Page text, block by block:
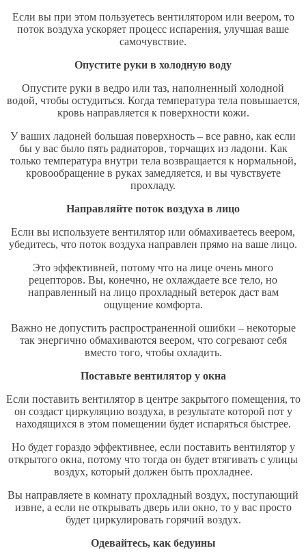
Если вы при этом пользуетесь вентилятором или веером, то
поток воздуха ускоряет процесс испарения, улучшая ваше
самочувствие.
Опустите руки в холодную воду
Опустите руки в ведро или таз, наполненный холодной
водой, чтобы остудиться. Когда температура тела повышается,
кровь направляется к поверхности кожи.
У ваших ладоней большая поверхность – все равно, как если
бы у вас было пять радиаторов, торчащих из ладони. Как
только температура внутри тела возвращается к нормальной,
кровообращение в руках замедляется, и вы чувствуете
прохладу.
Направляйте поток воздуха в лицо
Если вы используете вентилятор или обмахиваетесь веером,
убедитесь, что поток воздуха направлен прямо на ваше лицо.
Это эффективней, потому что на лице очень много
рецепторов. Вы, конечно, не охлаждаете все тело, но
направленный на лицо прохладный ветерок даст вам
ощущение комфорта.
Важно не допустить распространенной ошибки – некоторые
так энергично обмахиваются веером, что согревают себя
вместо того, чтобы охладить.
Поставьте вентилятор у окна
Если поставить вентилятор в центре закрытого помещения, то
он создаст циркуляцию воздуха, в результате которой пот у
находящихся в этом помещении будет испаряться быстрее.
Но будет гораздо эффективнее, если поставить вентилятор у
открытого окна, потому что тогда он будет втягивать с улицы
воздух, который должен быть прохладнее.
Вы направляете в комнату прохладный воздух, поступающий
извне, а если не открывать дверь или окно, то у вас просто
будет циркулировать горячий воздух.
Одевайтесь, как бедуины